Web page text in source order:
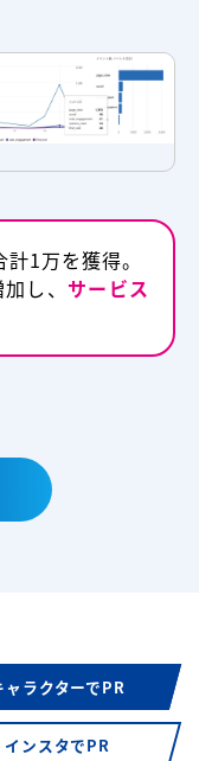
1万を獲得。
し、 サービス
ャラクターでPR
インスタでPR